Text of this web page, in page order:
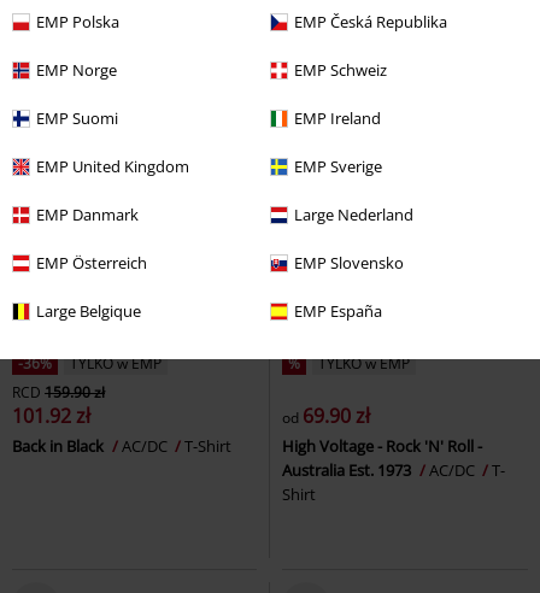
EMP Polska EMP Česká Republika
EMP Norge EMP Schweiz
EMP Suomi EMP Ireland
EMP United Kingdom EMP Sverige
EMP Danmark Large Nederland
EMP Österreich EMP Slovensko
Large Belgique EMP España
Naszywka Naszywka
-36%
TYLKO w EMP
RCD 159.90 zł
101.92 zł
Back in Black AC/DC T-Shirt
% TYLKO w EMP
od 69.90 zł
High Voltage - Rock 'N' Roll -
Australia Est. 1973
AC/DC
T-
Shirt